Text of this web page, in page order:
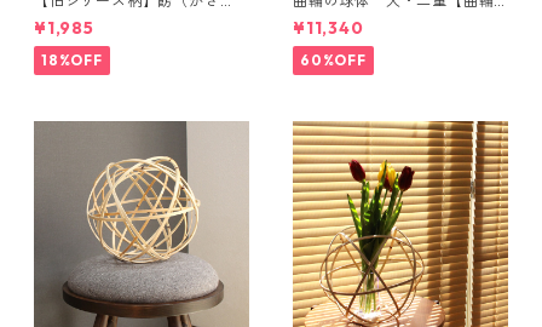
り）金具付き 小千谷縮コース
ター（単品）
¥1,985
18%OFF
の弁当箱 発売記念・限定特別
価格】
¥11,340
60%OFF